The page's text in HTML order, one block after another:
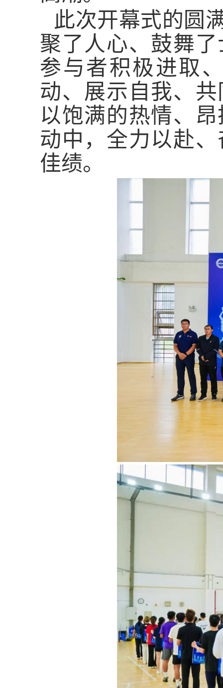
此次开幕式的圆
聚了人心、鼓舞
参与者积极进取
动、展示自我、
以饱满的热情、
动中，全力以赴
佳绩。